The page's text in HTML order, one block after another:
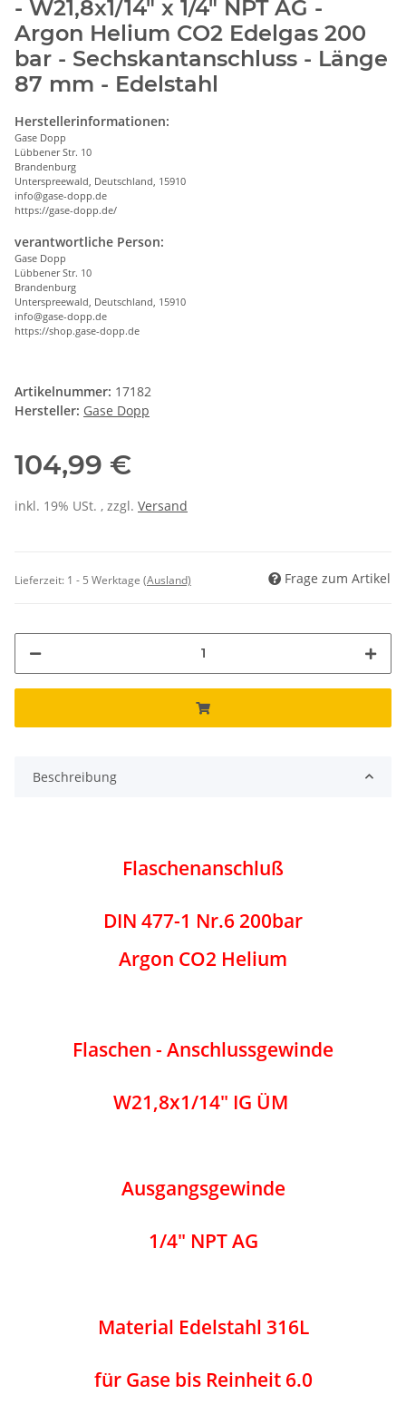
- W21,8x1/14" x 1/4" NPT AG -
Argon Helium CO2 Edelgas 200
bar - Sechskantanschluss - Länge
87 mm - Edelstahl
Herstellerinformationen:
Gase Dopp
Lübbener Str. 10
Brandenburg
Unterspreewald, Deutschland, 15910
info@gase-dopp.de
https://gase-dopp.de/
verantwortliche Person:
Gase Dopp
Lübbener Str. 10
Brandenburg
Unterspreewald, Deutschland, 15910
info@gase-dopp.de
https://shop.gase-dopp.de
Artikelnummer: 17182
Hersteller: Gase Dopp
104,99 €
inkl. 19% USt. , zzgl. Versand
Lieferzeit: 1 - 5 Werktage (Ausland) Frage zum Artikel
Beschreibung
Flaschenanschluß
DIN 477-1 Nr.6 200bar
Argon CO2 Helium
Flaschen - Anschlussgewinde
W21,8x1/14" IG ÜM
Ausgangsgewinde
1/4" NPT AG
Material Edelstahl 316L
für Gase bis Reinheit 6.0